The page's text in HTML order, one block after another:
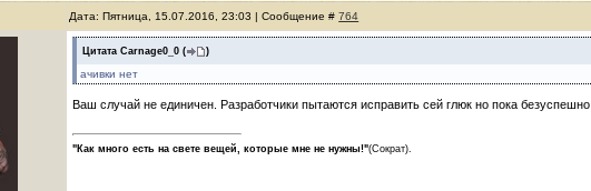
Дата: Пятница, 15.07.2016, 23:03 | Сообщение #764
Цитата Carnage0_0 ( )
ачивки нет
Ваш случай не единичен. Разработчики пытаются исправить сей глюк но пока безуспешно.
"Как много есть на свете вещей, которые мне не нужны!"(Сократ).